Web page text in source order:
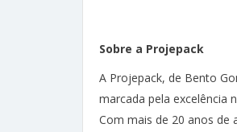
Sobre a Projepack
A Projepack, de Bento
marcada pela excelência
Com mais de 20 anos de